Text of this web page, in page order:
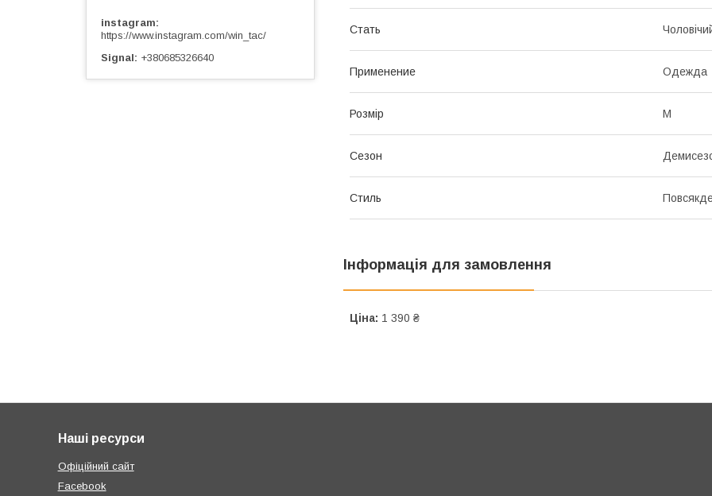
Стать
Применение Одежда
Розмір M
Сезон
Стиль
Інформація для замовлення
Ціна: 1 390 ₴
instagram
https://www.instagram.com/win_tac/
Signal
+380685326640
Наші ресурси
Офіційний сайт
Facebook